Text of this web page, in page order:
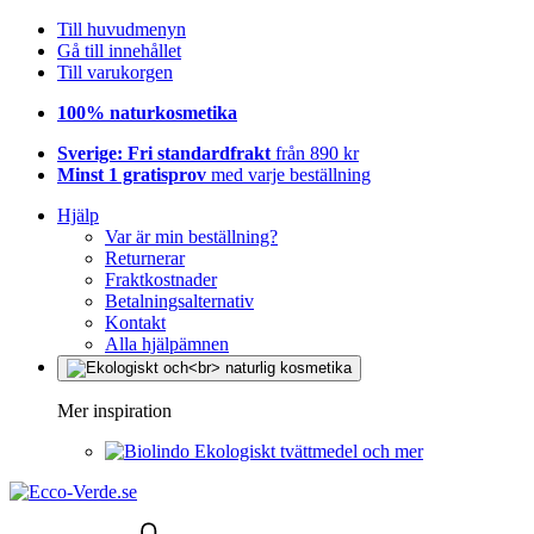
Till huvudmenyn
Gå till innehållet
Till varukorgen
100% naturkosmetika
Sverige: Fri standardfrakt från 890 kr
Minst 1 gratisprov med varje beställning
Hjälp
Var är min beställning?
Returnerar
Fraktkostnader
Betalningsalternativ
Kontakt
Alla hjälpämnen
Mer inspiration
Ekologiskt tvättmedel och mer